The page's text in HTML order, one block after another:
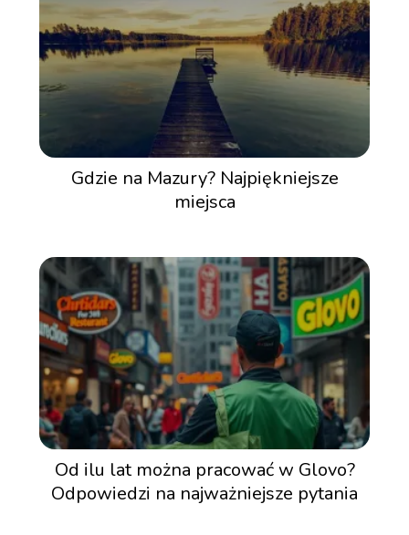
Gdzie na Mazury? Najpiękniejsze
miejsca
Od ilu lat można pracować w Glovo?
Odpowiedzi na najważniejsze pytania